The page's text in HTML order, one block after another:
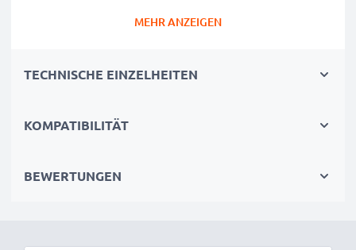
unterzogen und entsprechen den höchsten EU-
Die umweltfreundliche Alternative
MEHR ANZEIGEN
TECHNISCHE EINZELHEITEN
KOMPATIBILITÄT
BEWERTUNGEN